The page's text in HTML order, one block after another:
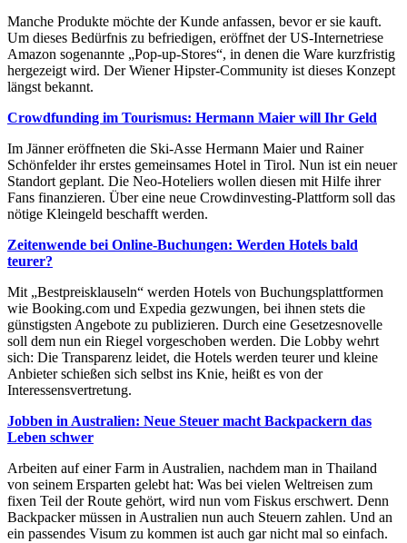
Manche Produkte möchte der Kunde anfassen, bevor er sie kauft.
Um dieses Bedürfnis zu befriedigen, eröffnet der US-Internetriese
Amazon sogenannte „Pop-up-Stores“, in denen die Ware kurzfristig
hergezeigt wird. Der Wiener Hipster-Community ist dieses Konzept
längst bekannt.
Crowdfunding im Tourismus: Hermann Maier will Ihr Geld
Im Jänner eröffneten die Ski-Asse Hermann Maier und Rainer
Schönfelder ihr erstes gemeinsames Hotel in Tirol. Nun ist ein neuer
Standort geplant. Die Neo-Hoteliers wollen diesen mit Hilfe ihrer
Fans finanzieren. Über eine neue Crowdinvesting-Plattform soll das
nötige Kleingeld beschafft werden.
Zeitenwende bei Online-Buchungen: Werden Hotels bald
teurer?
Mit „Bestpreisklauseln“ werden Hotels von Buchungsplattformen
wie Booking.com und Expedia gezwungen, bei ihnen stets die
günstigsten Angebote zu publizieren. Durch eine Gesetzesnovelle
soll dem nun ein Riegel vorgeschoben werden. Die Lobby wehrt
sich: Die Transparenz leidet, die Hotels werden teurer und kleine
Anbieter schießen sich selbst ins Knie, heißt es von der
Interessensvertretung.
Jobben in Australien: Neue Steuer macht Backpackern das
Leben schwer
Arbeiten auf einer Farm in Australien, nachdem man in Thailand
von seinem Ersparten gelebt hat: Was bei vielen Weltreisen zum
fixen Teil der Route gehört, wird nun vom Fiskus erschwert. Denn
Backpacker müssen in Australien nun auch Steuern zahlen. Und an
ein passendes Visum zu kommen ist auch gar nicht mal so einfach.